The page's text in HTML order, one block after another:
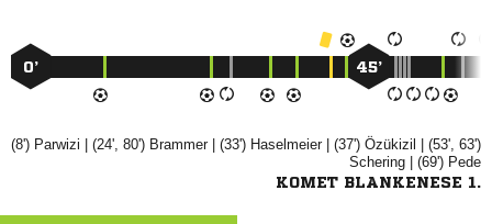
0’ 45’
(8')  | (24', 80') | (33') | (37') 
| (53', 63')
 | (69') 
KOMET BLANKENESE 1.